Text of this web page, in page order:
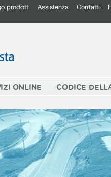
prodotti Assistenza Contatti
ONLINE CODICE